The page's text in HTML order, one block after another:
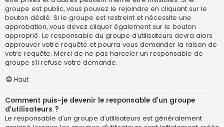
groupe est public, vous pouvez le rejoindre en cliquant sur le
bouton dédié. Si le groupe est restreint et nécessite une
approbation, vous devez cliquer également sur le bouton
approprié. Le responsable du groupe d’utilisateurs devra alors
approuver votre requête et pourra vous demander la raison de
votre requête. Merci de ne pas harceler un responsable de
groupe s’il refuse votre demande.
Haut
Comment puis-je devenir le responsable d’un groupe
d’utilisateurs ?
Le responsable d’un groupe d’utilisateurs est généralement